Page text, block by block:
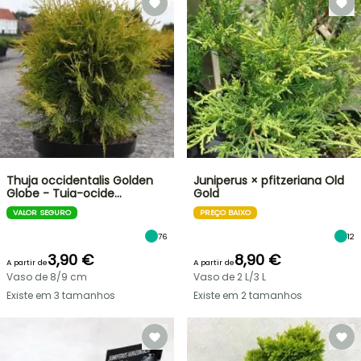
Thuja occidentalis Golden
Globe - Tuia-ocide…
VALOR SEGURO
76
A partir de3,90 €
Vaso de 8/9 cm
Existe em 3 tamanhos
Juniperus × pfitzeriana Old
Gold
PREÇO BAIXO
12
A partir de8,90 €
Vaso de 2 L/3 L
Existe em 2 tamanhos